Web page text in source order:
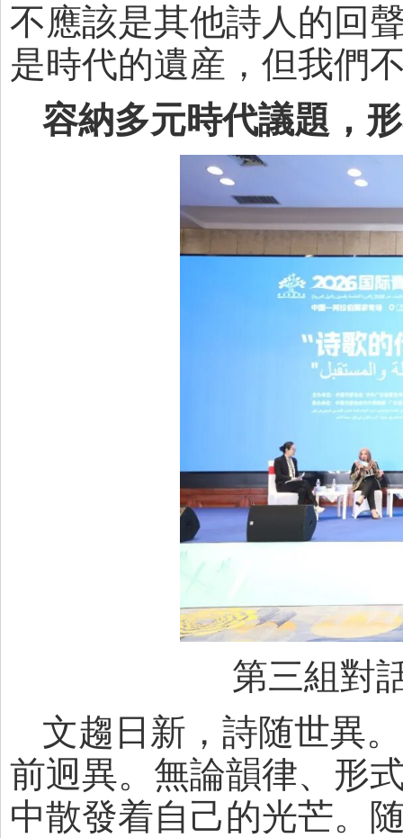
不應該是其他詩人的回
是時代的遺産，但我們
容納多元時代議題，
第三組對
文趨日新，詩随世異
前迥異。無論韻律、形
中散發着自己的光芒。